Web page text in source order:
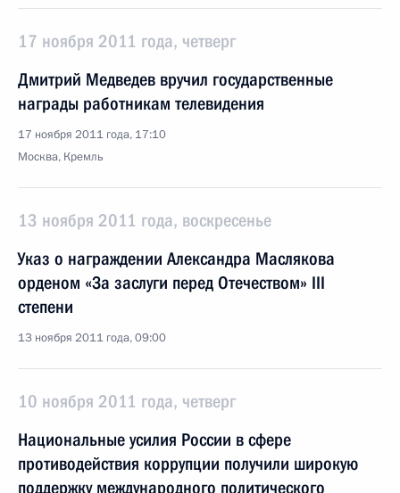
17 ноября 2011 года, четверг
Дмитрий Медведев вручил государственные
награды работникам телевидения
17 ноября 2011 года, 17:10
Москва, Кремль
13 ноября 2011 года, воскресенье
Указ о награждении Александра Маслякова
орденом «За заслуги перед Отечеством» III
степени
13 ноября 2011 года, 09:00
10 ноября 2011 года, четверг
Национальные усилия России в сфере
противодействия коррупции получили широкую
поддержку международного политического